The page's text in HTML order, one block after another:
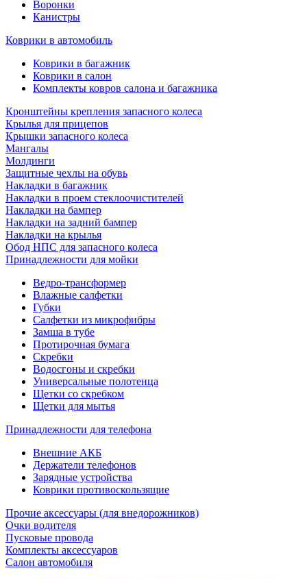
Воронки
Канистры
Коврики в автомобиль
Коврики в багажник
Коврики в салон
Комплекты ковров салона и багажника
Кронштейны крепления запасного колеса
Крылья для прицепов
Крышки запасного колеса
Мангалы
Молдинги
Защитные чехлы на обувь
Накладки в багажник
Накладки в проем стеклоочистителей
Накладки на бампер
Накладки на задний бампер
Накладки на крылья
Обод НПС для запасного колеса
Принадлежности для мойки
Ведро-трансформер
Влажные салфетки
Губки
Салфетки из микрофибры
Замша в тубе
Протирочная бумага
Скребки
Водосгоны и скребки
Универсальные полотенца
Щетки со скребком
Щетки для мытья
Принадлежности для телефона
Внешние АКБ
Держатели телефонов
Зарядные устройства
Коврики противоскользящие
Прочие аксессуары (для внедорожников)
Очки водителя
Пусковые провода
Комплекты аксессуаров
Салон автомобиля